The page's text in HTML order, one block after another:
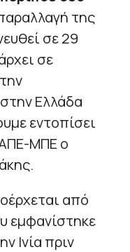
της
σε 29
σε
Ελλάδα
εντοπίσει
ΜΠΕ ο
από
εμφανίστηκε
Ινία πριν